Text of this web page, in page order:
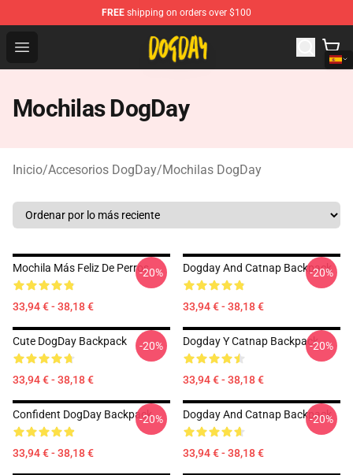
FREE shipping on orders over $100
Open menu
DogDay Store - Official DogDay Merchandise Shop
Mochilas DogDay
Inicio/Accesorios DogDay/Mochilas DogDay
Mochila Más Feliz De Perros
33,94 € - 38,18 €
-20% Dogday And Catnap Backpack
33,94 € - 38,18 €
-20%
Cute DogDay Backpack
33,94 € - 38,18 €
-20% Dogday Y Catnap Backpack
33,94 € - 38,18 €
-20%
Confident DogDay Backpack
33,94 € - 38,18 €
-20% Dogday And Catnap Backpack
33,94 € - 38,18 €
-20%